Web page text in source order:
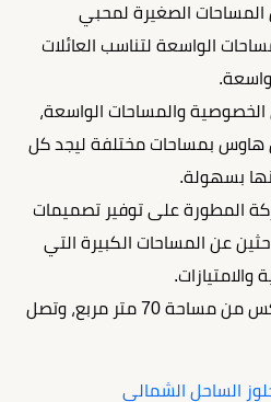
المساحات الصغيرة لمحبي
الواسعة لتناسب العائلات
والمساحات الواسعة،
هاوس بمساحات مختلفة ليجد كل
بسهولة.
المطورة على توفير تصميمات
عن المساحات الكبيرة التي
تبدأ المساحات في قرية ماركس من مساحة 70 متر مربع، وتصل
الساحل الشمالي